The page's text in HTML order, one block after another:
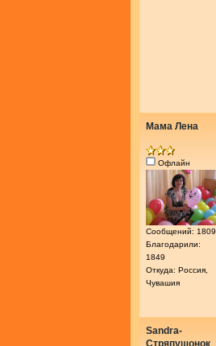
Мама Лена
Офлайн
Сообщений: 1809
Благодарили:
1849
Откуда: Россия,
Чувашия
Sandra-